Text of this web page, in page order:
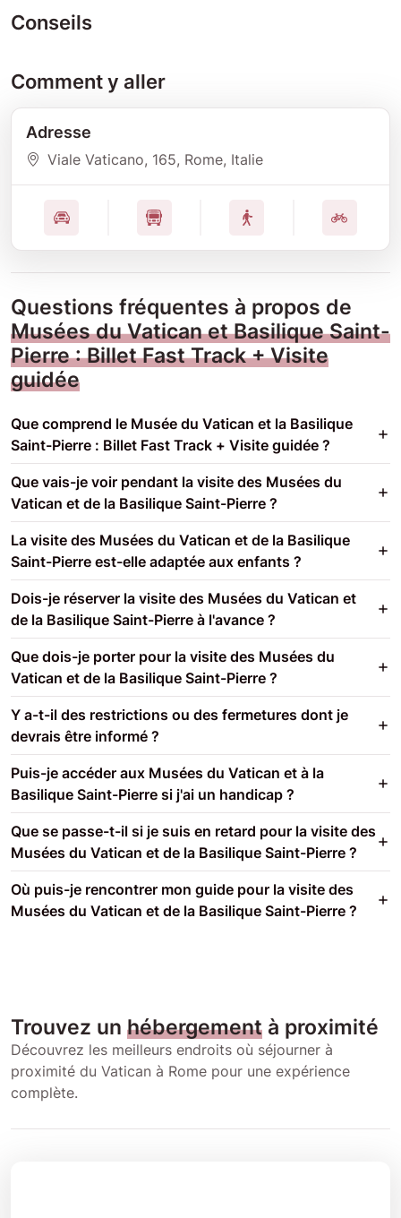
Conseils
Comment y aller
Adresse
Viale Vaticano, 165, Rome, Italie
Questions fréquentes à propos de
Musées du Vatican et Basilique Saint-
Pierre : Billet Fast Track + Visite
guidée
Que comprend le Musée du Vatican et la Basilique
Saint-Pierre : Billet Fast Track + Visite guidée ?
Que vais-je voir pendant la visite des Musées du
Vatican et de la Basilique Saint-Pierre ?
La visite des Musées du Vatican et de la Basilique
Saint-Pierre est-elle adaptée aux enfants ?
Dois-je réserver la visite des Musées du Vatican et
de la Basilique Saint-Pierre à l'avance ?
Que dois-je porter pour la visite des Musées du
Vatican et de la Basilique Saint-Pierre ?
Y a-t-il des restrictions ou des fermetures dont je
devrais être informé ?
Puis-je accéder aux Musées du Vatican et à la
Basilique Saint-Pierre si j'ai un handicap ?
Que se passe-t-il si je suis en retard pour la visite des
Musées du Vatican et de la Basilique Saint-Pierre ?
Où puis-je rencontrer mon guide pour la visite des
Musées du Vatican et de la Basilique Saint-Pierre ?
Trouvez un hébergement à proximité
Découvrez les meilleurs endroits où séjourner à
proximité du Vatican à Rome pour une expérience
complète.